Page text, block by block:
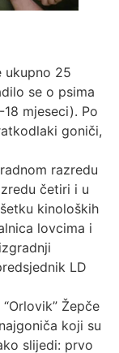
ukupno 25
se o psima
mjeseci). Po
goniči,
razredu
četiri i u
kinoloških
lovcima i
LD
Žepče
koji su
slijedi: prvo